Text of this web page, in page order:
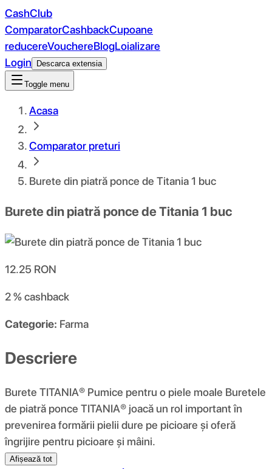
CashClub
ComparatorCashbackCupoane
reducereVouchereBlogLoializare
Login
Descarca extensia
Toggle menu
Acasa
Comparator preturi
Burete din piatră ponce de Titania 1 buc
Burete din piatră ponce de Titania 1 buc
12.25 RON
2 %cashback
Categorie: Farma
Descriere
Burete TITANIA® Pumice pentru o piele moale Buretele
de piatră ponce TITANIA® joacă un rol important în
prevenirea formării pielii dure pe picioare și oferă
îngrijire pentru picioare și mâini.
Afișează tot